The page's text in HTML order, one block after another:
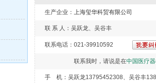
生产企业： 上海玺华科贸有限公司
联 系 人：吴跃龙、吴谷丰
联系电话：021-39910592
联系我时，请说是在中国医疗器
手 机：吴跃龙13795452308、吴谷丰